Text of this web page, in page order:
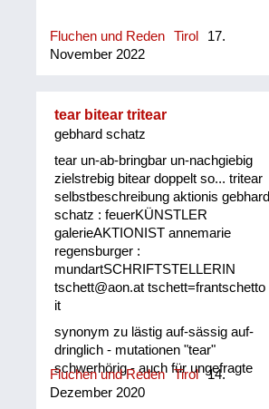
Fluchen und Reden Tirol
17.
November 2022
tear bitear tritear
gebhard schatz
tear un-ab-bringbar un-nachgiebig
zielstrebig bitear doppelt so... tritear
selbstbeschreibung aktionis gebhard
schatz : feuerKÜNSTLER
galerieAKTIONIST annemarie
regensburger :
mundartSCHRIFTSTELLERIN
tschett@aon.at tschett=frantschetto
it
synonym zu lästig auf-sässig auf-
dringlich - mutationen "tear"
schwerhörig - auch für ungefragte
zurufe un-ab-brigbar un-nachgiebig
Fluchen und Reden Tirol 14.
Dezember 2020